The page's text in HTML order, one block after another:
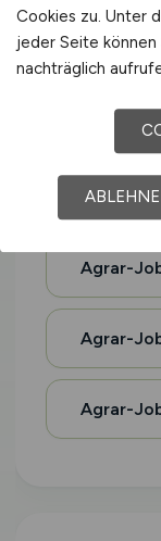
Agrar-
Agrar-
Agrar-
Agrar-
Agrar-
Cookies zu. Unter
jeder Seite
nachträglich